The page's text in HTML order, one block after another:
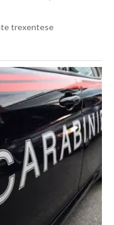
trexentese